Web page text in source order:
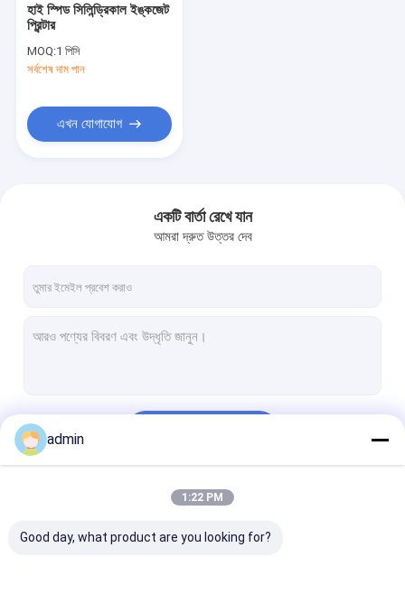
হাই স্পিড সিলিন্ড্রিকাল ইঙ্কজেট
প্রিন্টার
MOQ:1 পিসি
সর্বশেষ দাম পান
এখন যোগাযোগ
একটি বার্তা রেখে যান
আমরা দ্রুত উত্তর দেব
admin
1:22 PM
Good day, what product are you looking for?